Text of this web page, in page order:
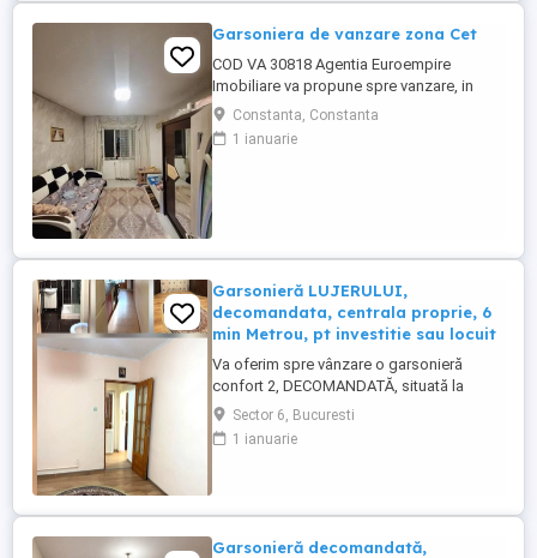
Garsoniera de vanzare zona Cet
COD VA 30818 Agentia Euroempire
Imobiliare va propune spre vanzare, in
Constanta, zona CET, o garsoniera,
semidecomandata, avand suprafata de 22
mp situat la etajul 3 din 3. Garsoniera
Constanta, Constanta
1 ianuarie
Garsonieră LUJERULUI,
decomandata, centrala proprie, 6
min Metrou, pt investitie sau locuit
Va oferim spre vânzare o garsonieră
confort 2, DECOMANDATĂ, situată la
parter înalt din 4, cu CENTRALĂ PROPRIE
pe gaz, poziționată semistradal, la doar 6
minute de Metrou Lujerului, o alegere
Sector 6, zona Lujerului.
COMPARTIMENTARE: ...
Sector 6, Bucuresti
1 ianuarie
Garsonieră decomandată,